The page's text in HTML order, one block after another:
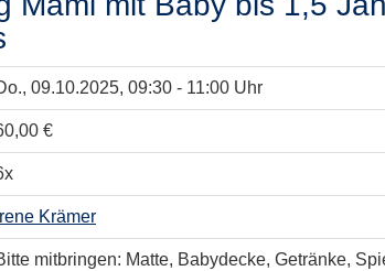
, 09.10.2025, 09:30 - 11:00 Uhr
€
Irene Krämer
mitbringen: Matte, Babydecke, Getränke,